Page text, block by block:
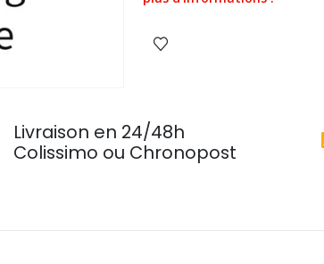
Livraison en 24/48h
Colissimo ou Chronopost